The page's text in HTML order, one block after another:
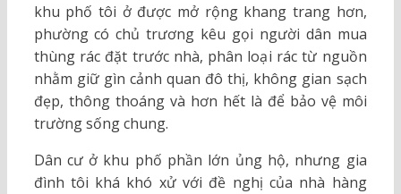
khu phố tôi ở được mở rộng khang trang hơn,
phường có chủ trương kêu gọi người dân mua
thùng rác đặt trước nhà, phân loại rác từ nguồn
nhằm giữ gìn cảnh quan đô thị, không gian sạch
đẹp, thông thoáng và hơn hết là để bảo vệ môi
trường sống chung.
Dân cư ở khu phố phần lớn ủng hộ, nhưng gia
đình tôi khá khó xử với đề nghị của nhà hàng